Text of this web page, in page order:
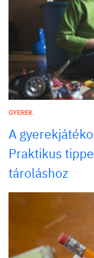
GYEREK
A
Praktikus
tároláshoz